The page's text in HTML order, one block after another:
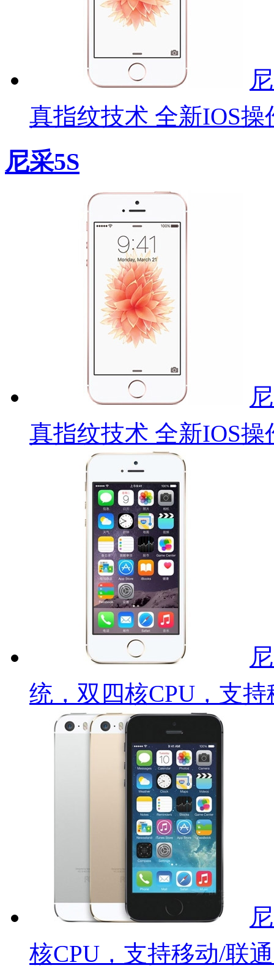
真指纹技术 全新IOS操
尼采5S
真指纹技术 全新IOS操
统，双四核CPU，支
核CPU，支持移动/联